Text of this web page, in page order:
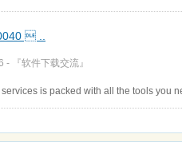
 ..
- 『软件下载交流』
is packed with all the tools you